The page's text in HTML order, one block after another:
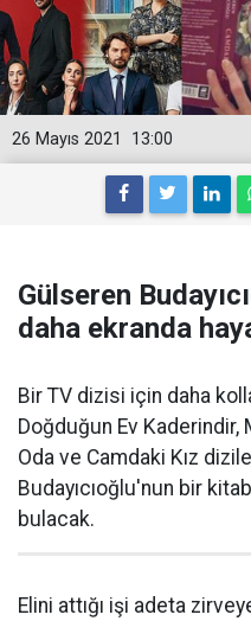
13:00
26 Mayıs 2021
Gülseren
daha ekranda
Bir TV dizisi için daha
Doğduğun Ev Kaderindir,
Oda ve Camdaki Kız
Budayıcıoğlu'nun bir
bulacak.
Elini attığı işi adeta